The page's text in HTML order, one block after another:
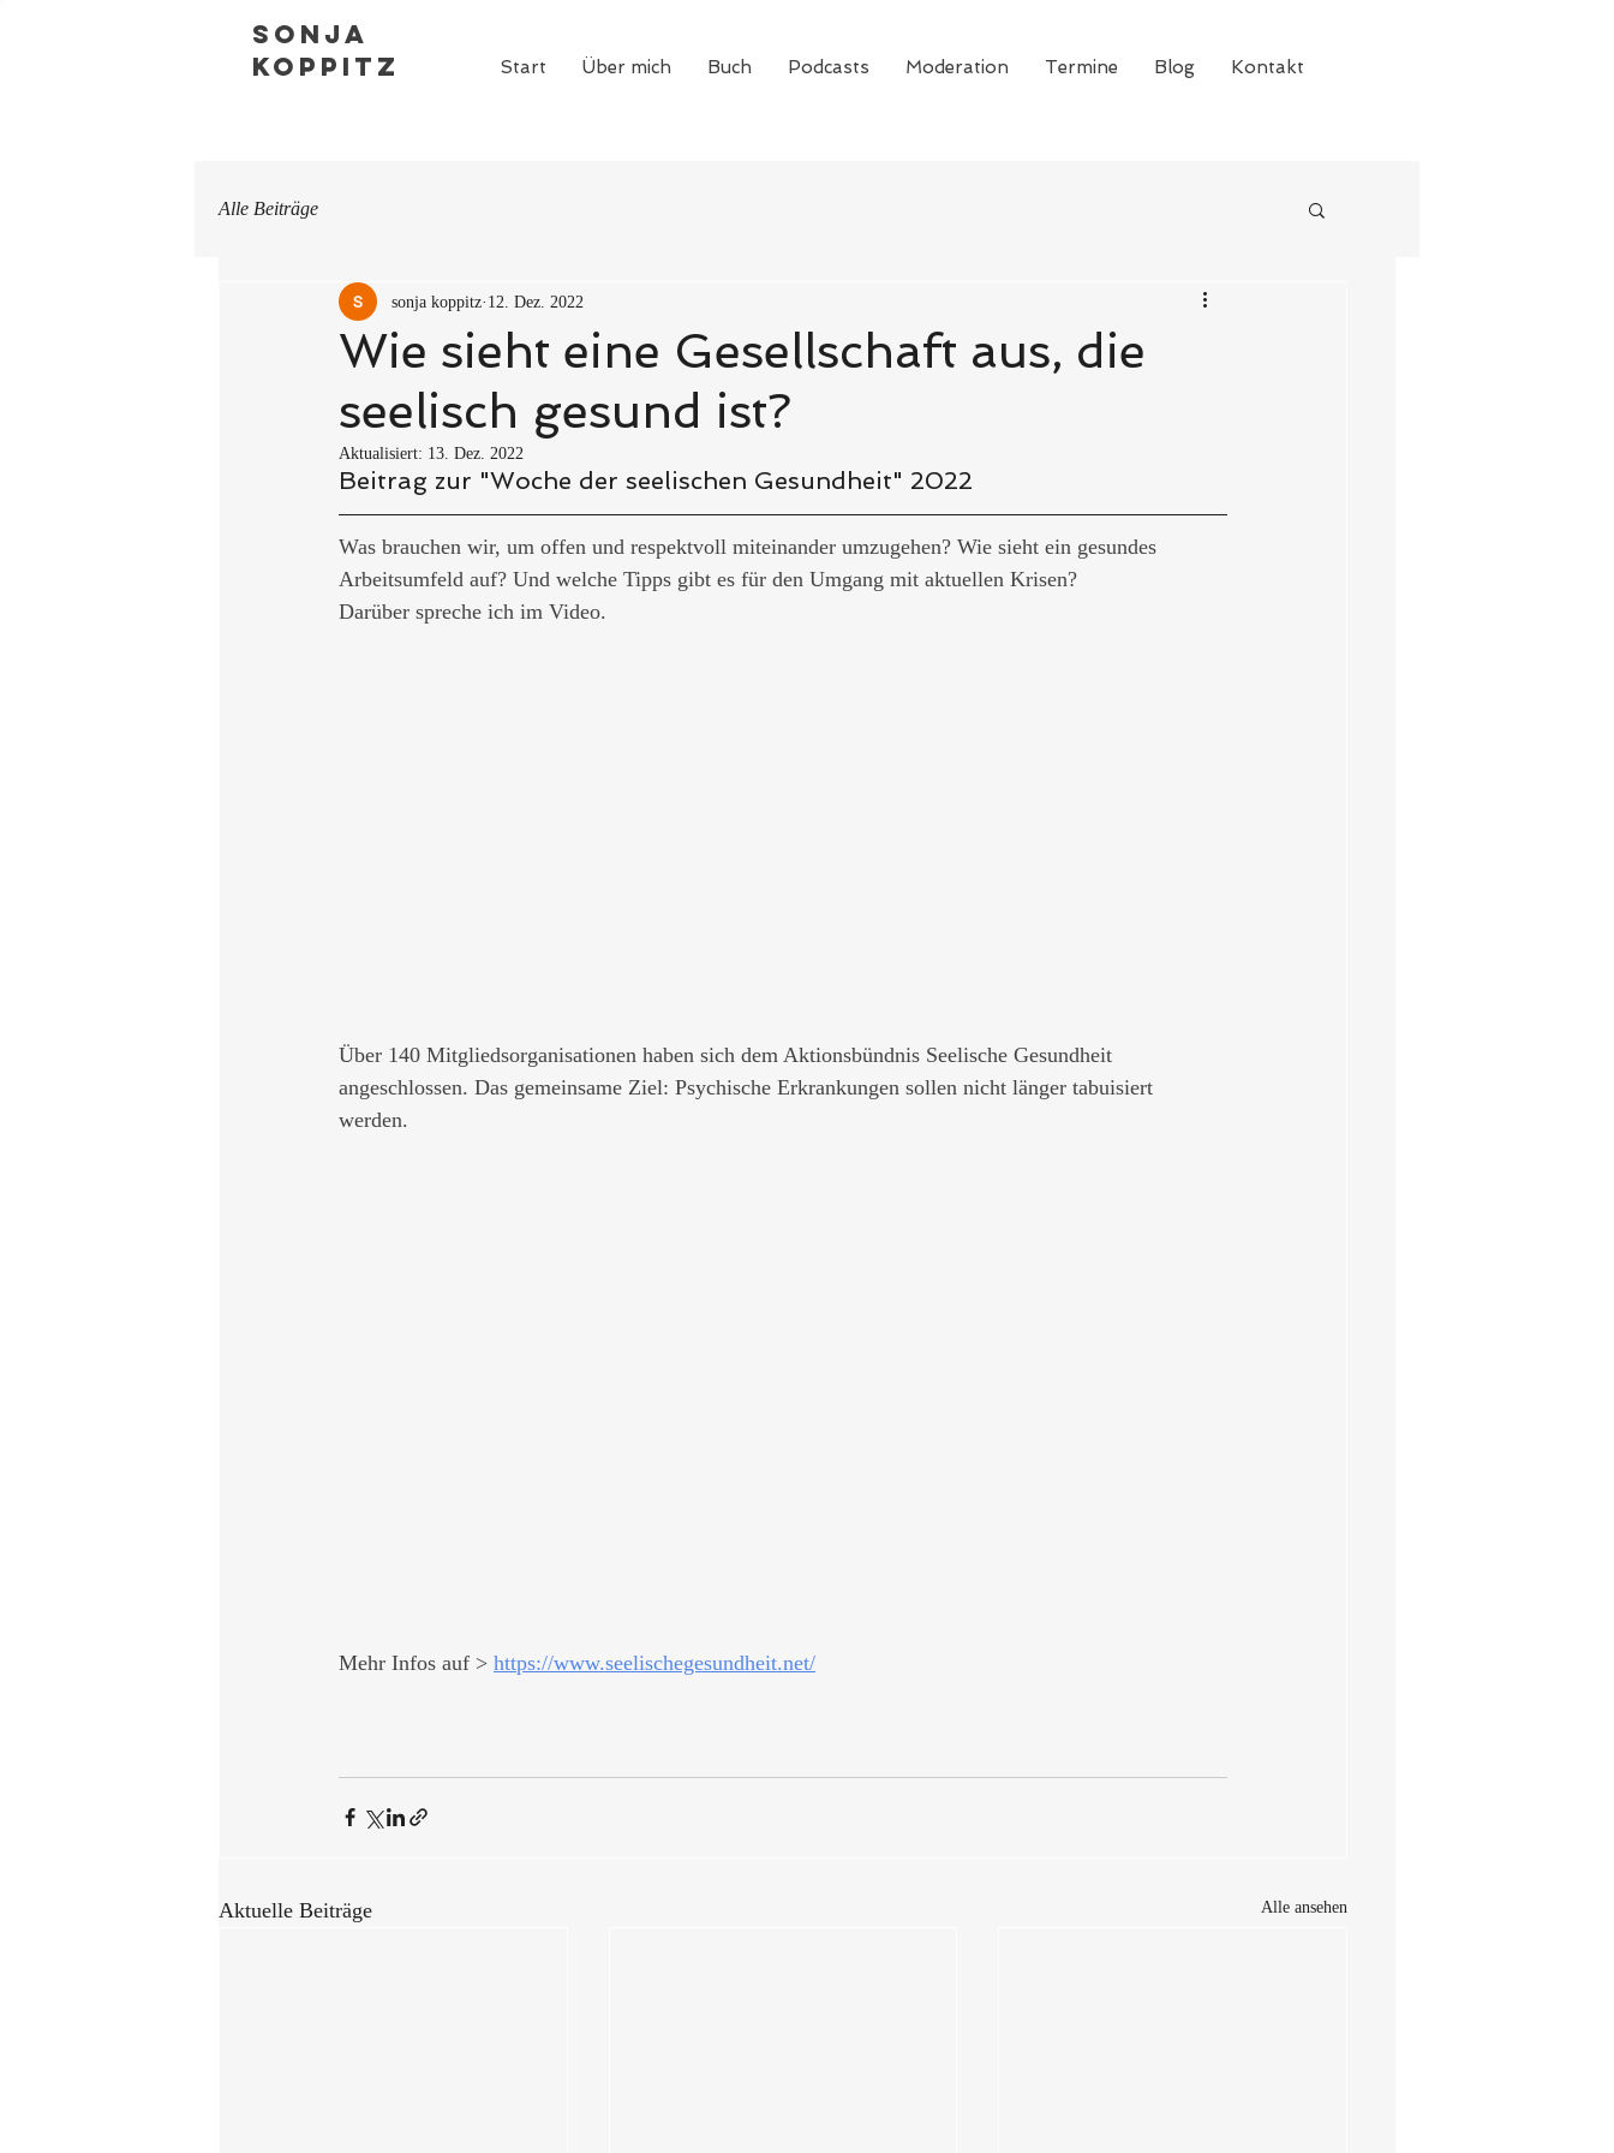
Sonja
Koppitz
Start Über mich Buch Podcasts Moderation Termine Blog Kontakt
Alle Beiträge
Wie sieht eine Gesellschaft aus, die
seelisch gesund ist?
sonja koppitz 12. Dez. 2022
Aktualisiert: 13. Dez. 2022
Beitrag zur "Woche der seelischen Gesundheit" 2022
Was brauchen wir, um offen und respektvoll miteinander umzugehen? Wie sieht ein gesundes
Arbeitsumfeld auf? Und welche Tipps gibt es für den Umgang mit aktuellen Krisen?
Darüber spreche ich im Video.
Über 140 Mitgliedsorganisationen haben sich dem Aktionsbündnis Seelische Gesundheit
angeschlossen. Das gemeinsame Ziel: Psychische Erkrankungen sollen nicht länger tabuisiert
werden.
Mehr Infos auf > https://www.seelischegesundheit.net/
Aktuelle Beiträge Alle ansehen